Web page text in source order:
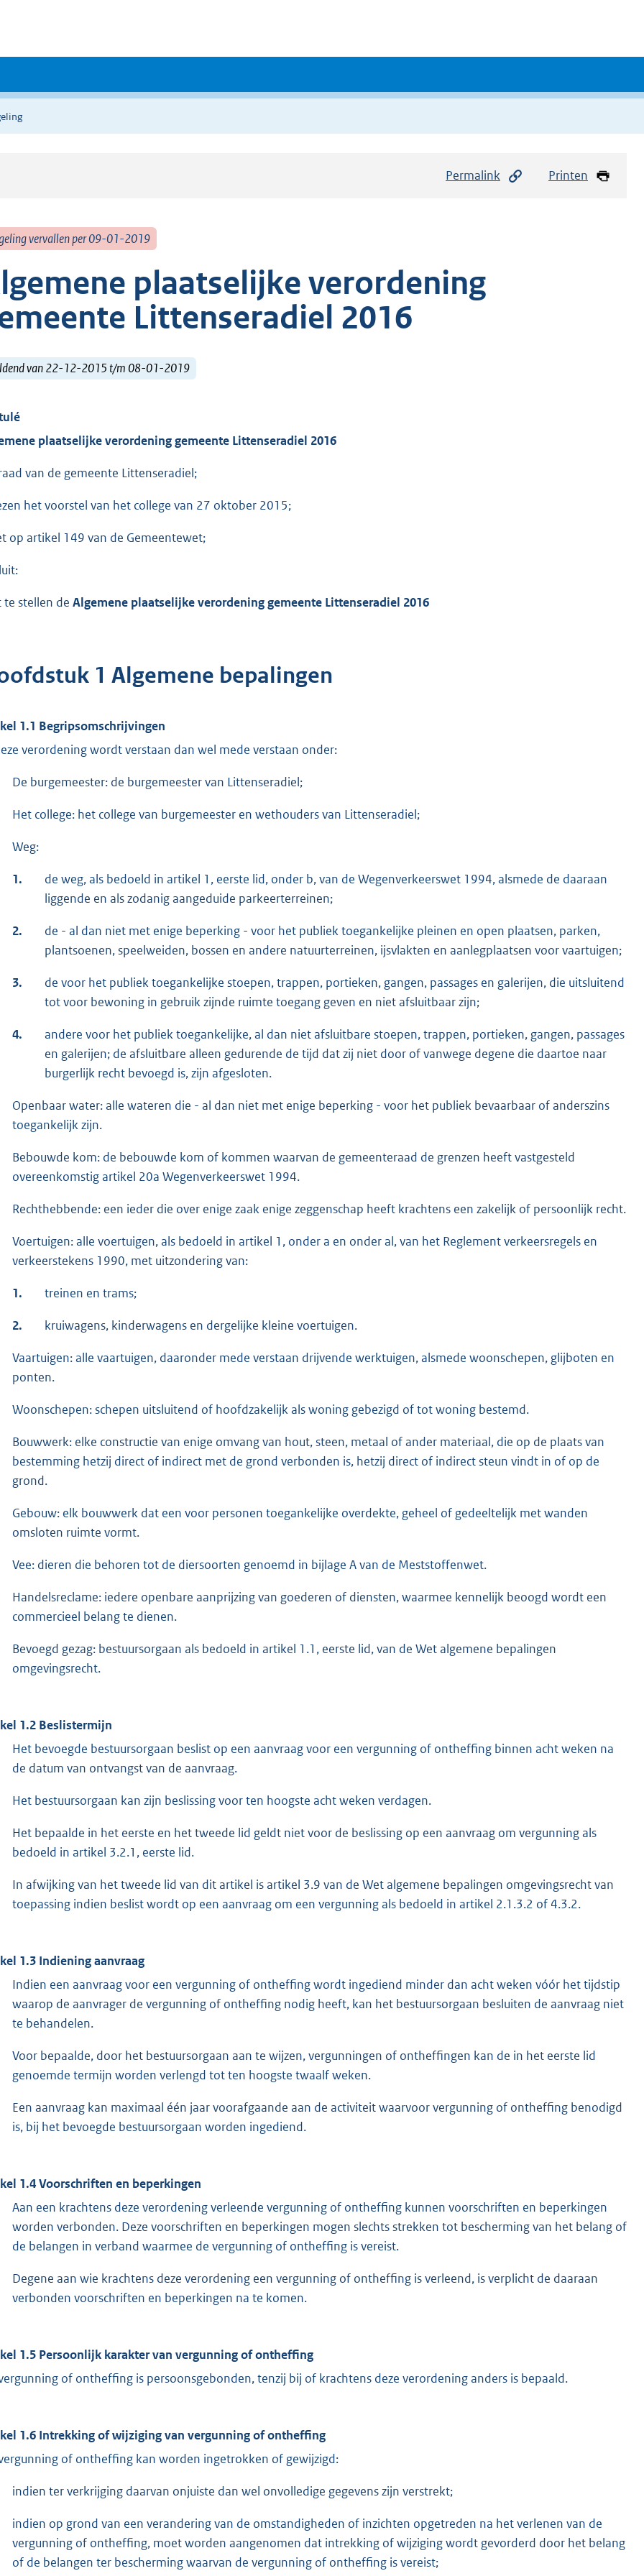
Permalink Printen
vervallen per 09-01-2019
plaatselijke verordening
Littenseradiel 2016
van 22-12-2015 t/m 08-01-2019
plaatselijke verordening gemeente Littenseradiel 2016
van de gemeente Littenseradiel;
het voorstel van het college van 27 oktober 2015;
op artikel 149 van de Gemeentewet;
te stellen de Algemene plaatselijke verordening gemeente Littenseradiel 2016
1 Algemene bepalingen
1.1 Begripsomschrijvingen
verordening wordt verstaan dan wel mede verstaan onder:
De burgemeester: de burgemeester van Littenseradiel;
Het college: het college van burgemeester en wethouders van Littenseradiel;
Weg:
1.
de weg, als bedoeld in artikel 1, eerste lid, onder b, van de Wegenverkeerswet 1994, alsmede de daaraan
liggende en als zodanig aangeduide parkeerterreinen;
2.
de - al dan niet met enige beperking - voor het publiek toegankelijke pleinen en open plaatsen, parken,
plantsoenen, speelweiden, bossen en andere natuurterreinen, ijsvlakten en aanlegplaatsen voor vaartuigen;
3.
de voor het publiek toegankelijke stoepen, trappen, portieken, gangen, passages en galerijen, die uitsluitend
tot voor bewoning in gebruik zijnde ruimte toegang geven en niet afsluitbaar zijn;
4.
andere voor het publiek toegankelijke, al dan niet afsluitbare stoepen, trappen, portieken, gangen, passages
en galerijen; de afsluitbare alleen gedurende de tijd dat zij niet door of vanwege degene die daartoe naar
burgerlijk recht bevoegd is, zijn afgesloten.
Openbaar water: alle wateren die - al dan niet met enige beperking - voor het publiek bevaarbaar of anderszins
toegankelijk zijn.
Bebouwde kom: de bebouwde kom of kommen waarvan de gemeenteraad de grenzen heeft vastgesteld
overeenkomstig artikel 20a Wegenverkeerswet 1994.
Rechthebbende: een ieder die over enige zaak enige zeggenschap heeft krachtens een zakelijk of persoonlijk recht.
Voertuigen: alle voertuigen, als bedoeld in artikel 1, onder a en onder al, van het Reglement verkeersregels en
verkeerstekens 1990, met uitzondering van:
1. treinen en trams;
2. kruiwagens, kinderwagens en dergelijke kleine voertuigen.
Vaartuigen: alle vaartuigen, daaronder mede verstaan drijvende werktuigen, alsmede woonschepen, glijboten en
ponten.
Woonschepen: schepen uitsluitend of hoofdzakelijk als woning gebezigd of tot woning bestemd.
Bouwwerk: elke constructie van enige omvang van hout, steen, metaal of ander materiaal, die op de plaats van
bestemming hetzij direct of indirect met de grond verbonden is, hetzij direct of indirect steun vindt in of op de
grond.
Gebouw: elk bouwwerk dat een voor personen toegankelijke overdekte, geheel of gedeeltelijk met wanden
omsloten ruimte vormt.
Vee: dieren die behoren tot de diersoorten genoemd in bijlage A van de Meststoffenwet.
Handelsreclame: iedere openbare aanprijzing van goederen of diensten, waarmee kennelijk beoogd wordt een
commercieel belang te dienen.
Bevoegd gezag: bestuursorgaan als bedoeld in artikel 1.1, eerste lid, van de Wet algemene bepalingen
omgevingsrecht.
1.2 Beslistermijn
Het bevoegde bestuursorgaan beslist op een aanvraag voor een vergunning of ontheffing binnen acht weken na
de datum van ontvangst van de aanvraag.
Het bestuursorgaan kan zijn beslissing voor ten hoogste acht weken verdagen.
Het bepaalde in het eerste en het tweede lid geldt niet voor de beslissing op een aanvraag om vergunning als
bedoeld in artikel 3.2.1, eerste lid.
In afwijking van het tweede lid van dit artikel is artikel 3.9 van de Wet algemene bepalingen omgevingsrecht van
toepassing indien beslist wordt op een aanvraag om een vergunning als bedoeld in artikel 2.1.3.2 of 4.3.2.
1.3 Indiening aanvraag
Indien een aanvraag voor een vergunning of ontheffing wordt ingediend minder dan acht weken vóór het tijdstip
waarop de aanvrager de vergunning of ontheffing nodig heeft, kan het bestuursorgaan besluiten de aanvraag niet
te behandelen.
Voor bepaalde, door het bestuursorgaan aan te wijzen, vergunningen of ontheffingen kan de in het eerste lid
genoemde termijn worden verlengd tot ten hoogste twaalf weken.
Een aanvraag kan maximaal één jaar voorafgaande aan de activiteit waarvoor vergunning of ontheffing benodigd
is, bij het bevoegde bestuursorgaan worden ingediend.
1.4 Voorschriften en beperkingen
Aan een krachtens deze verordening verleende vergunning of ontheffing kunnen voorschriften en beperkingen
worden verbonden. Deze voorschriften en beperkingen mogen slechts strekken tot bescherming van het belang of
de belangen in verband waarmee de vergunning of ontheffing is vereist.
Degene aan wie krachtens deze verordening een vergunning of ontheffing is verleend, is verplicht de daaraan
verbonden voorschriften en beperkingen na te komen.
1.5 Persoonlijk karakter van vergunning of ontheffing
of ontheffing is persoonsgebonden, tenzij bij of krachtens deze verordening anders is bepaald.
1.6 Intrekking of wijziging van vergunning of ontheffing
of ontheffing kan worden ingetrokken of gewijzigd:
indien ter verkrijging daarvan onjuiste dan wel onvolledige gegevens zijn verstrekt;
indien op grond van een verandering van de omstandigheden of inzichten opgetreden na het verlenen van de
vergunning of ontheffing, moet worden aangenomen dat intrekking of wijziging wordt gevorderd door het belang
of de belangen ter bescherming waarvan de vergunning of ontheffing is vereist;